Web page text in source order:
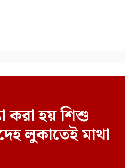
করা হয় শিশু
লুকাতেই মাথা